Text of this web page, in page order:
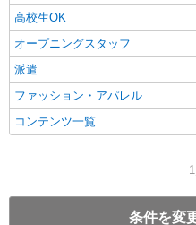
高校生OK
オープニングスタッフ
派遣
ファッション・アパレル
コンテンツ一覧
条件を変